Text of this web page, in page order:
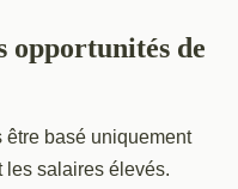
opportunités de
être basé uniquement
les salaires élevés.